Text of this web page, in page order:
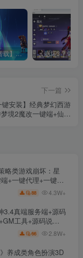
[一键安装] 【转载】原神3.4真端服务端+源码+配套客户端+详尽说明+GM工具+源码说明文件
下一篇
键安装】经典梦幻西游
境2魔改一键端+仙器
略类游戏崩坏：星
+一键代理+一键启
88 4.3W+
3.4真端服务端+源码
工具+源码说明
66 2.8W+
养成类角色扮演3D